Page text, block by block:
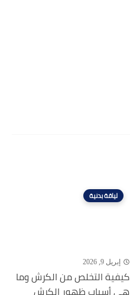
لياقة بدنية
إبريل 9, 2026
كيفية التخلص من الكرش وما
هي أسباب ظهور الكرش